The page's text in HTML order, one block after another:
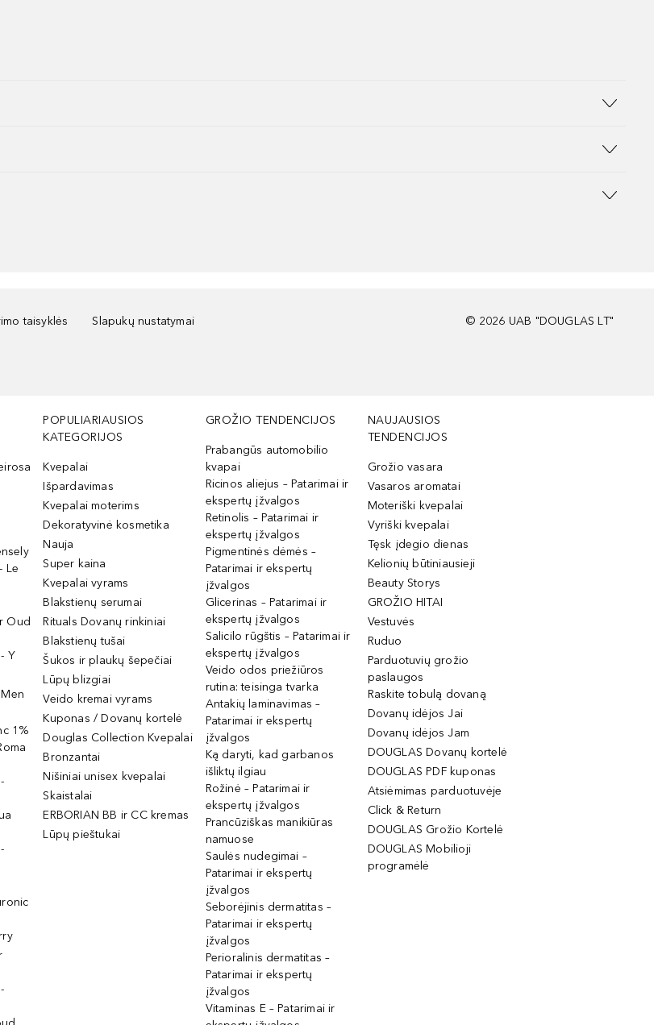
taisyklės Slapukų nustatymai © 2026 UAB "DOUGLAS LT"
Le
Oud
Y
1%
POPULIARIAUSIOS
KATEGORIJOS
Kvepalai
Išpardavimas
Kvepalai moterims
Dekoratyvinė kosmetika
Nauja
Super kaina
Kvepalai vyrams
Blakstienų serumai
Rituals Dovanų rinkiniai
Blakstienų tušai
Šukos ir plaukų šepečiai
Lūpų blizgiai
Veido kremai vyrams
Kuponas / Dovanų kortelė
Douglas Collection Kvepalai
Bronzantai
Nišiniai unisex kvepalai
Skaistalai
ERBORIAN BB ir CC kremas
Lūpų pieštukai
GROŽIO TENDENCIJOS
Prabangūs automobilio
kvapai
Ricinos aliejus – Patarimai ir
ekspertų įžvalgos
Retinolis – Patarimai ir
ekspertų įžvalgos
Pigmentinės dėmės –
Patarimai ir ekspertų
įžvalgos
Glicerinas – Patarimai ir
ekspertų įžvalgos
Salicilo rūgštis – Patarimai ir
ekspertų įžvalgos
Veido odos priežiūros
rutina: teisinga tvarka
Antakių laminavimas –
Patarimai ir ekspertų
įžvalgos
Ką daryti, kad garbanos
išliktų ilgiau
Rožinė – Patarimai ir
ekspertų įžvalgos
Prancūziškas manikiūras
namuose
Saulės nudegimai –
Patarimai ir ekspertų
įžvalgos
Seborėjinis dermatitas –
Patarimai ir ekspertų
įžvalgos
Perioralinis dermatitas –
Patarimai ir ekspertų
įžvalgos
Vitaminas E – Patarimai ir
NAUJAUSIOS
TENDENCIJOS
Grožio vasara
Vasaros aromatai
Moteriški kvepalai
Vyriški kvepalai
Tęsk įdegio dienas
Kelionių būtiniausieji
Beauty Storys
GROŽIO HITAI
Vestuvės
Ruduo
Parduotuvių grožio
paslaugos
Raskite tobulą dovaną
Dovanų idėjos Jai
Dovanų idėjos Jam
DOUGLAS Dovanų kortelė
DOUGLAS PDF kuponas
Atsiėmimas parduotuvėje
Click & Return
DOUGLAS Grožio Kortelė
DOUGLAS Mobilioji
programėlė